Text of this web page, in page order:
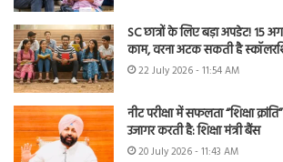
SC छात्रों के लिए बड़ा अपडेट! 15
काम, वरना अटक सकती है
22 July 2026 - 11:54 AM
नीट परीक्षा में सफलता “शिक्षा
उजागर करती है: शिक्षा मंत्री बैंस
20 July 2026 - 11:43 AM